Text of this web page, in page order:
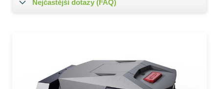
Nejčastější dotazy (FAQ)